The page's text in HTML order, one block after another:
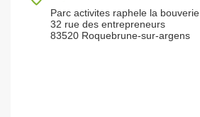
Parc activites raphele la bouverie
32 rue des entrepreneurs
83520 Roquebrune-sur-argens